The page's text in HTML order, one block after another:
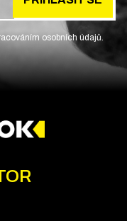
osobních údajů.